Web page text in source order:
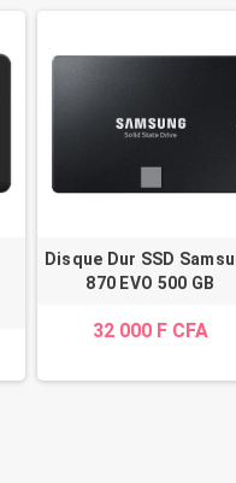
Disque Dur SSD
870 EVO 500 GB
32 000 F CFA